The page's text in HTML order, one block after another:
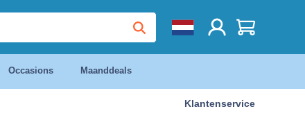
Occasions Maanddeals
Klantenservice